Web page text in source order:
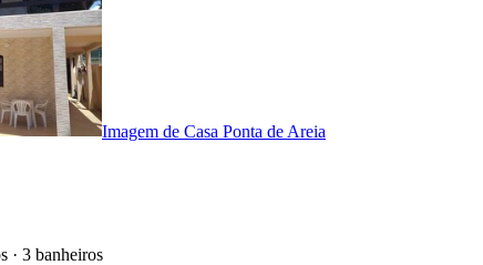
Imagem de Casa Ponta de Areia
· 3 banheiros